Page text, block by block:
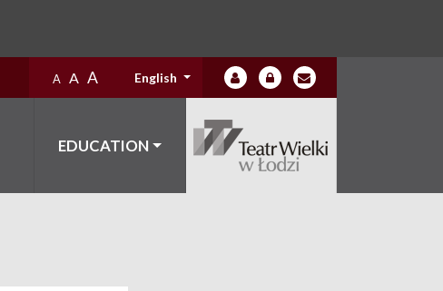
A A A English
EDUCATION